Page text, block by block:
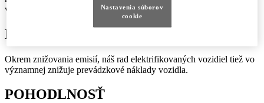
vozidlá Lexus známe. Vitajte vo svojej elektrickej budúcnosti.
EFEKTÍVNOSŤ
Okrem znižovania emisií, náš rad elektrifikovaných vozidiel tiež vo
významnej znižuje prevádzkové náklady vozidla.
POHODLNOSŤ
Nastavenia súborov
cookie